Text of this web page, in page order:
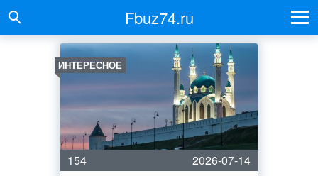
Fbuz74.ru
ИНТЕРЕСНОЕ
154
2026-07-14